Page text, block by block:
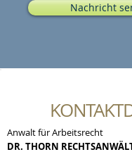
Nachricht
Anwalt für Arbeitsrecht
DR. THORN